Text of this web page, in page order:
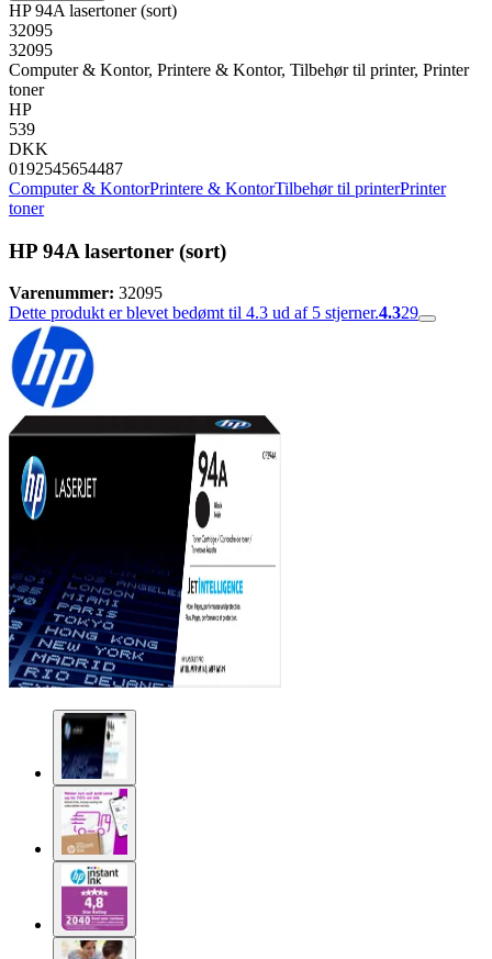
HP 94A lasertoner (sort)
32095
32095
Computer & Kontor, Printere & Kontor, Tilbehør til printer, Printer
toner
HP
539
DKK
0192545654487
Computer & KontorPrintere & KontorTilbehør til printerPrinter
toner
HP 94A lasertoner (sort)
Varenummer: 32095
Dette produkt er blevet bedømt til 4.3 ud af 5 stjerner.4.329